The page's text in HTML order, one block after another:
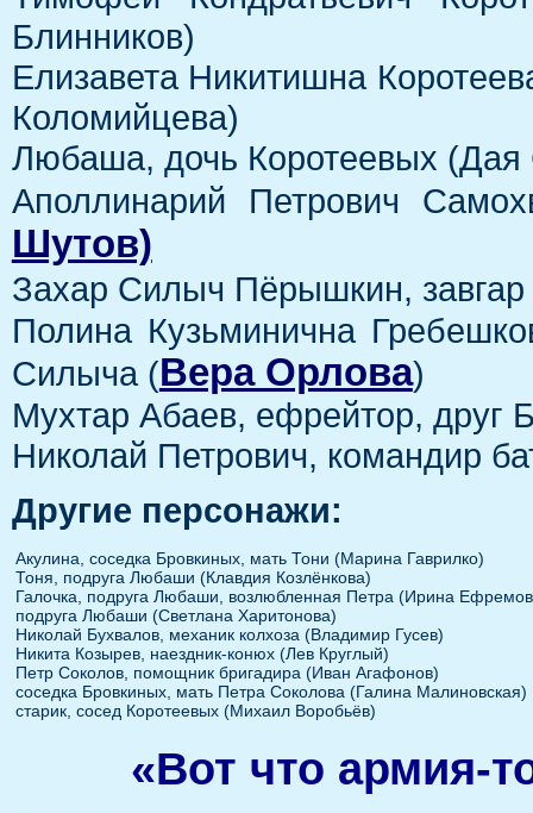
Блинников)
Елизавета Никитишна
Коломийцева)
Любаша, дочь Коротеевых
Аполлинарий Петрович
Шутов)
Захар Силыч Пёрышкин, завгар
Полина Кузьминична
Силыча (Вера Орлова)
Мухтар Абаев, ефрейтор, друг
Николай Петрович, командир
Другие персонажи:
Акулина, соседка Бровкиных, мать Тони (Марина Гаврилко)
Тоня, подруга Любаши (Клавдия Козлёнкова)
Галочка, подруга Любаши, возлюбленная Петра (Ирина
подруга Любаши (Светлана Харитонова)
Николай Бухвалов, механик колхоза (Владимир Гусев)
Никита Козырев, наездник-конюх (Лев Круглый)
Петр Соколов, помощник бригадира (Иван Агафонов)
соседка Бровкиных, мать Петра Соколова (Галина Малиновская)
старик, сосед Коротеевых (Михаил Воробьёв)
«Вот что армия-